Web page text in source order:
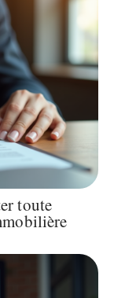
toute